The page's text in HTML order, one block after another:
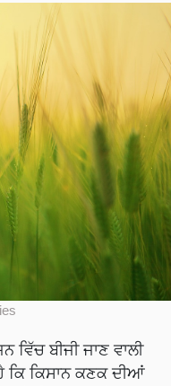
ਵਿੱਚ ਬੀਜੀ ਜਾਣ ਵਾਲੀ
ਕਿ ਕਿਸਾਨ ਕਣਕ ਦੀਆਂ